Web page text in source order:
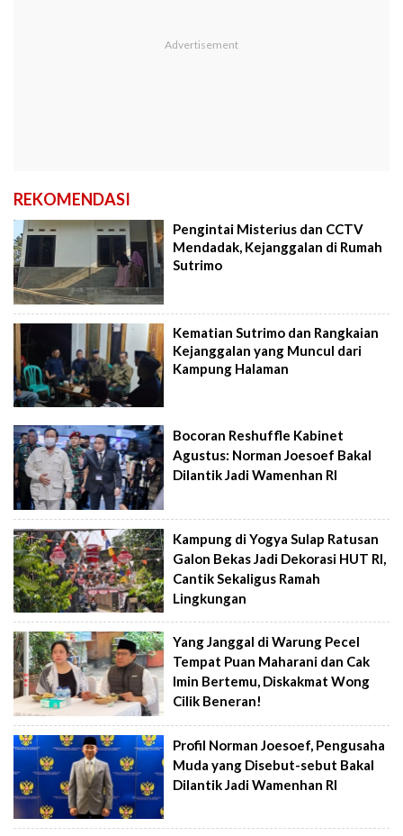
REKOMENDASI
Pengintai Misterius dan CCTV
Mendadak, Kejanggalan di Rumah
Sutrimo
Kematian Sutrimo dan Rangkaian
Kejanggalan yang Muncul dari
Kampung Halaman
Bocoran Reshuffle Kabinet
Agustus: Norman Joesoef Bakal
Dilantik Jadi Wamenhan RI
Kampung di Yogya Sulap Ratusan
Galon Bekas Jadi Dekorasi HUT RI,
Cantik Sekaligus Ramah
Lingkungan
Yang Janggal di Warung Pecel
Tempat Puan Maharani dan Cak
Imin Bertemu, Diskakmat Wong
Cilik Beneran!
Profil Norman Joesoef, Pengusaha
Muda yang Disebut-sebut Bakal
Dilantik Jadi Wamenhan RI